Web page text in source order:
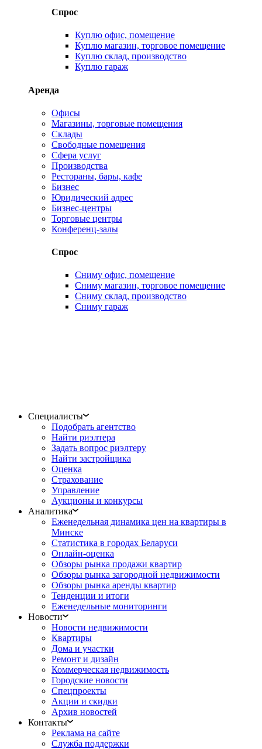
Спрос
Куплю офис, помещение
Куплю магазин, торговое помещение
Куплю склад, производство
Куплю гараж
Аренда
Офисы
Магазины, торговые помещения
Склады
Свободные помещения
Сфера услуг
Производства
Рестораны, бары, кафе
Бизнес
Юридический адрес
Бизнес-центры
Торговые центры
Конференц-залы
Спрос
Сниму офис, помещение
Сниму магазин, торговое помещение
Сниму склад, производство
Сниму гараж
Специалисты
Подобрать агентство
Найти риэлтера
Задать вопрос риэлтеру
Найти застройщика
Оценка
Страхование
Управление
Аукционы и конкурсы
Аналитика
Еженедельная динамика цен на квартиры в
Минске
Статистика в городах Беларуси
Онлайн-оценка
Обзоры рынка продажи квартир
Обзоры рынка загородной недвижимости
Обзоры рынка аренды квартир
Тенденции и итоги
Еженедельные мониторинги
Новости
Новости недвижимости
Квартиры
Дома и участки
Ремонт и дизайн
Коммерческая недвижимость
Городские новости
Спецпроекты
Акции и скидки
Архив новостей
Контакты
Реклама на сайте
Служба поддержки